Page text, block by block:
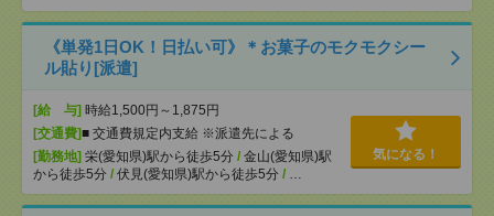
《単発1日OK！日払い可》＊お菓子のモクモクシー
ル貼り[派遣]
[給 与] 時給1,500円～1,875円
[交通費]■ 交通費規定内支給 ※派遣先による
[勤務地] 栄(愛知県)駅から徒歩5分 / 金山(愛知県)駅
から徒歩5分 / 伏見(愛知県)駅から徒歩5分 / …
気になる！